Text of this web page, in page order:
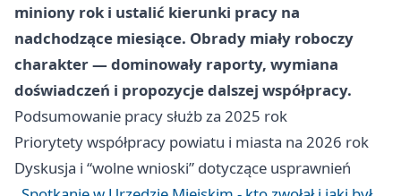
miniony rok i ustalić kierunki pracy na
nadchodzące miesiące. Obrady miały roboczy
charakter — dominowały raporty, wymiana
doświadczeń i propozycje dalszej współpracy.
Podsumowanie pracy służb za 2025 rok
Priorytety współpracy powiatu i miasta na 2026 rok
Dyskusja i “wolne wnioski” dotyczące usprawnień